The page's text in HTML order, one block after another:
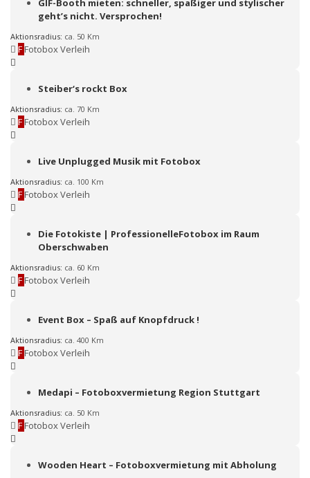
GIF-Booth mieten: schneller, spaßiger und stylischer
geht’s nicht. Versprochen!
Aktionsradius: ca. 50 Km
FFotobox Verleih
Steiber‘s rockt Box
Aktionsradius: ca. 70 Km
FFotobox Verleih
Live Unplugged Musik mit Fotobox
Aktionsradius: ca. 100 Km
FFotobox Verleih
Die Fotokiste | ProfessionelleFotobox im Raum
Oberschwaben
Aktionsradius: ca. 60 Km
FFotobox Verleih
Event Box – Spaß auf Knopfdruck !
Aktionsradius: ca. 400 Km
FFotobox Verleih
Medapi – Fotoboxvermietung Region Stuttgart
Aktionsradius: ca. 50 Km
FFotobox Verleih
Wooden Heart – Fotoboxvermietung mit Abholung